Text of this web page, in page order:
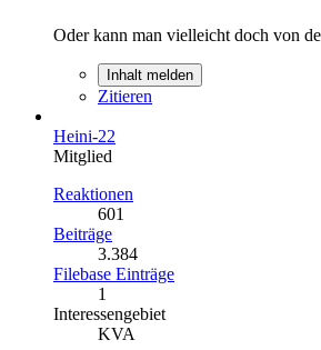
Oder kann man vielleicht doch von
Inhalt melden
Zitieren
Heini-22
Mitglied
Reaktionen
601
Beiträge
3.384
Filebase Einträge
1
Interessengebiet
KVA